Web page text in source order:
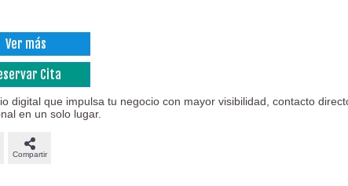
Ver más
Cita
digital que impulsa tu negocio con mayor visibilidad, contacto
en un solo lugar.
Compartir